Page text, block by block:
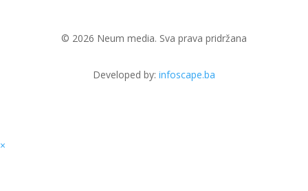
© 2026 Neum media. Sva prava pridržana
Developed by: infoscape.ba
×